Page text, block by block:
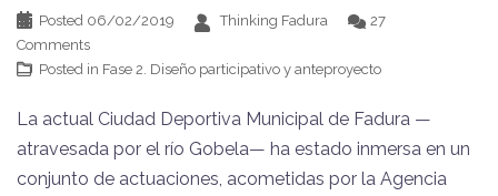
Posted 06/02/2019 Thinking Fadura
27
Comments
Posted in Fase 2. Diseño participativo y anteproyecto
La actual Ciudad Deportiva Municipal de Fadura —
atravesada por el río Gobela— ha estado inmersa en un
conjunto de actuaciones, acometidas por la Agencia